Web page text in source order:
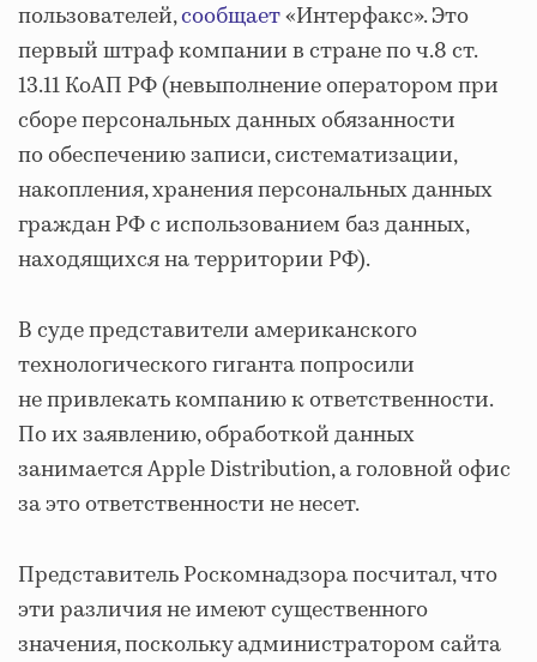
пользователей,сообщает«Интерфакс». Это
первый штраф компании в стране по ч.8 ст.
13.11 КоАП РФ (невыполнение оператором при
сборе персональных данных обязанности
по обеспечению записи, систематизации,
накопления, хранения персональных данных
граждан РФ с использованием баз данных,
находящихся на территории РФ).
В суде представители американского
технологического гиганта попросили
не привлекать компанию к ответственности.
По их заявлению, обработкой данных
занимается Apple Distribution, а головной офис
за это ответственности не несет.
Представитель Роскомнадзора посчитал, что
эти различия не имеют существенного
значения, поскольку администратором сайта